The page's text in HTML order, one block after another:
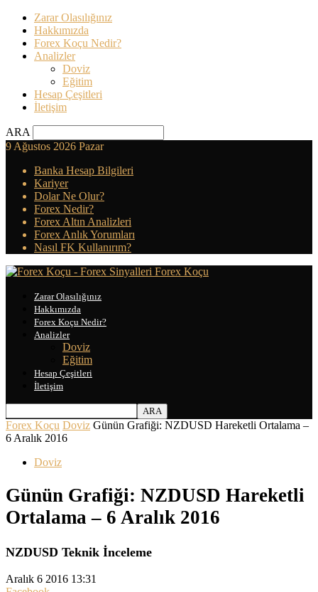
Zarar Olasılığınız
Hakkımızda
Forex Koçu Nedir?
Analizler
Doviz
Eğitim
Hesap Çeşitleri
İletişim
ARA
9 Ağustos 2026 Pazar
Banka Hesap Bilgileri
Kariyer
Dolar Ne Olur?
Forex Nedir?
Forex Altın Analizleri
Forex Anlık Yorumları
Nasıl FK Kullanırım?
Forex Koçu
Zarar Olasılığınız
Hakkımızda
Forex Koçu Nedir?
Analizler
Doviz
Eğitim
Hesap Çeşitleri
İletişim
Forex Koçu Doviz Günün Grafiği: NZDUSD Hareketli Ortalama –
6 Aralık 2016
Doviz
Günün Grafiği: NZDUSD Hareketli
Ortalama – 6 Aralık 2016
NZDUSD Teknik İnceleme
Aralık 6 2016 13:31